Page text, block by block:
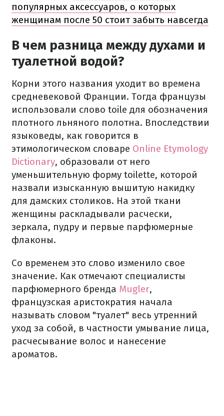
популярных аксессуаров, о которых
женщинам после 50 стоит забыть навсегда
В чем разница между духами и
туалетной водой?
Корни этого названия уходит во времена
средневековой Франции. Тогда французы
использовали слово toile для обозначения
плотного льняного полотна. Впоследствии
языковеды, как говорится в
этимологическом словаре Online Etymology
Dictionary, образовали от него
уменьшительную форму toilette, которой
назвали изысканную вышитую накидку
для дамских столиков. На этой ткани
женщины раскладывали расчески,
зеркала, пудру и первые парфюмерные
флаконы.
Со временем это слово изменило свое
значение. Как отмечают специалисты
парфюмерного бренда Mugler,
французская аристократия начала
называть словом "туалет" весь утренний
уход за собой, в частности умывание лица,
расчесывание волос и нанесение
ароматов.